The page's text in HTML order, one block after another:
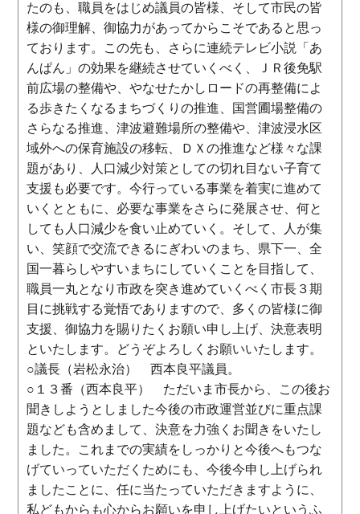
たのも、職員をはじめ議員の皆様、そして市民の皆
様の御理解、御協力があってからこそであると思っ
ております。この先も、さらに連続テレビ小説「あ
んぱん」の効果を継続させていくべく、ＪＲ後免駅
前広場の整備や、やなせたかしロードの再整備によ
る歩きたくなるまちづくりの推進、国営圃場整備の
さらなる推進、津波避難場所の整備や、津波浸水区
域外への保育施設の移転、ＤＸの推進など様々な課
題があり、人口減少対策としての切れ目ない子育て
支援も必要です。今行っている事業を着実に進めて
いくとともに、必要な事業をさらに発展させ、何と
しても人口減少を食い止めていく。そして、人が集
い、笑顔で交流できるにぎわいのまち、県下一、全
国一暮らしやすいまちにしていくことを目指して、
職員一丸となり市政を突き進めていくべく市長３期
目に挑戦する覚悟でありますので、多くの皆様に御
支援、御協力を賜りたくお願い申し上げ、決意表明
といたします。どうぞよろしくお願いいたします。
○議長（岩松永治） 西本良平議員。
○１３番（西本良平） ただいま市長から、この後お
聞きしようとしました今後の市政運営並びに重点課
題なども含めまして、決意を力強くお聞きをいたし
ました。これまでの実績をしっかりと今後へもつな
げていっていただくためにも、今後今申し上げられ
ましたことに、任に当たっていただきますように、
私どもからも心からお願いを申し上げたいというふ